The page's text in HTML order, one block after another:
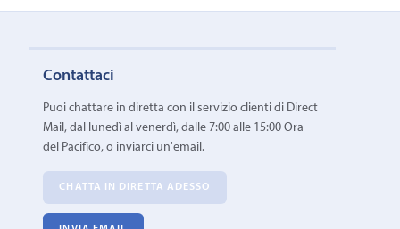
Contattaci
Puoi chattare in diretta con il servizio clienti di Direct
Mail, dal lunedì al venerdì, dalle 7:00 alle 15:00 Ora
del Pacifico, o inviarci un'email.
CHATTA IN DIRETTA ADESSO